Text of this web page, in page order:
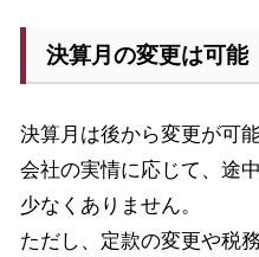
決算月の変更は可能
決算月は後から変更が可能
会社の実情に応じて、途
少なくありません。
ただし、定款の変更や税